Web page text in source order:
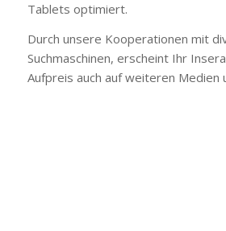
Tablets optimiert.
Durch unsere Kooperationen mit
Suchmaschinen, erscheint Ihr
Aufpreis auch auf weiteren Medien